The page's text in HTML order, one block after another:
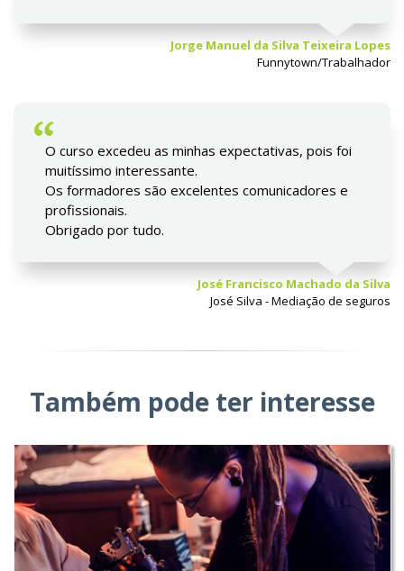
Jorge Manuel da Silva Teixeira Lopes
Funnytown/Trabalhador
O curso excedeu as minhas expectativas, pois foi
muitíssimo interessante.
Os formadores são excelentes comunicadores e
profissionais.
Obrigado por tudo.
José Francisco Machado da Silva
José Silva - Mediação de seguros
Também pode ter interesse